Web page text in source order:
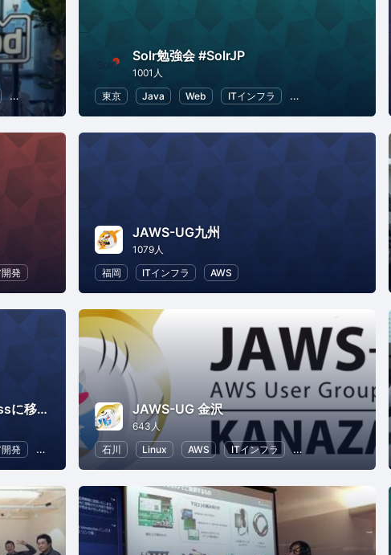
ChatGPT
Solr勉強会 #SolrJP
1001人
東京
Java Web ITインフラ データ解析 情報
発
JAWS-UG九州
1079人
福岡
ITインフラ AWS
JAWS-UG KANSAI（connpassに移行しました）
発 IT IT ソリューション
JAWS-UG 金沢
643人
石川
Linux AWS ITインフラ ソフトウェア開発